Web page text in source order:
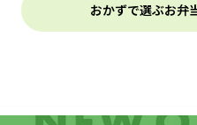
おかずで選ぶお弁